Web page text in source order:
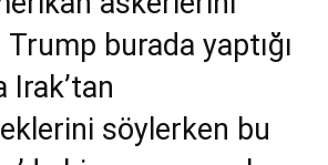
burada yaptığı
Irak’tan
söylerken bu